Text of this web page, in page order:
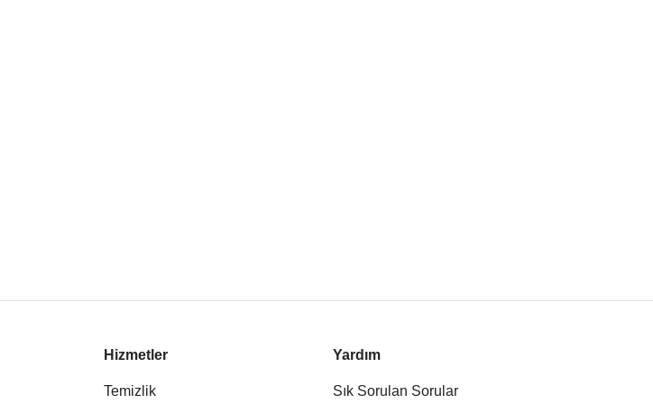
Hizmetler
Temizlik
Yardım
Sık Sorulan Sorular